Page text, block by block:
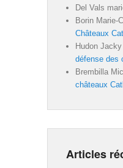
Del Vals
Borin Marie-
Châteaux
Hudon Jacky
défense des
Brembilla
châteaux
Articles